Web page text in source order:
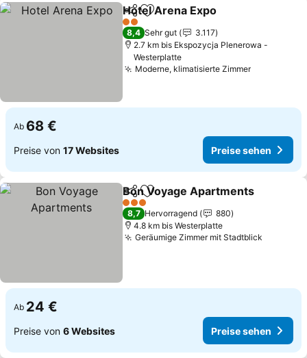
TeilenZu Favoriten hinzufügen
Hotel Arena Expo
2 Sterne
8,4 Sehr gut
3.117
2.7 km bis Ekspozycja Plenerowa -
Westerplatte
Moderne, klimatisierte Zimmer
Ab 68 €
Preise von 17 Websites Preise sehen
TeilenZu Favoriten hinzufügen
Bon Voyage Apartments
3 Sterne
8,7 Hervorragend
880
4.8 km bis Westerplatte
Geräumige Zimmer mit Stadtblick
Ab 24 €
Preise von 6 Websites Preise sehen